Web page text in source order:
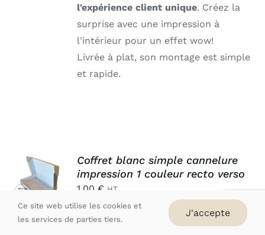
l'expérience client unique. Créez la
surprise avec une impression à
l'intérieur pour un effet wow!
Livrée à plat, son montage est simple
et rapide.
AJOUTER
AU
PANIER
DÉTAILS
Coffret blanc simple cannelure
impression 1 couleur recto verso
1,00 € HT
Vous êtes à la recherche d'une
Ce site web utilise les cookies et
les services de parties tiers.
J'accepte